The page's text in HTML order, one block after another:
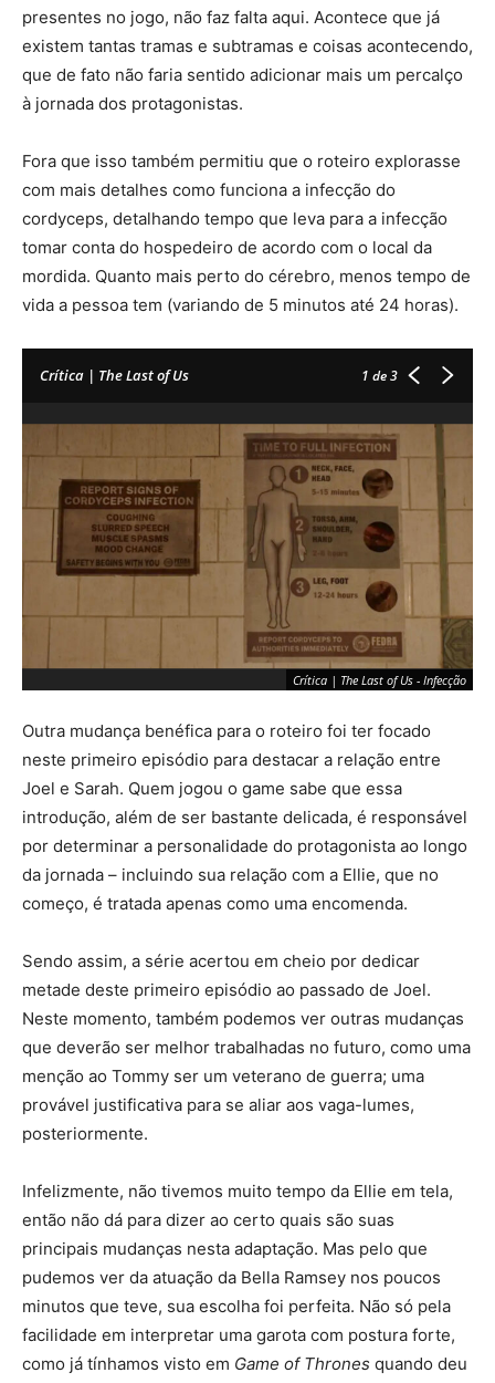
presentes no jogo, não faz falta aqui. Acontece que já
existem tantas tramas e subtramas e coisas acontecendo,
que de fato não faria sentido adicionar mais um percalço
à jornada dos protagonistas.
Fora que isso também permitiu que o roteiro explorasse
com mais detalhes como funciona a infecção do
cordyceps, detalhando tempo que leva para a infecção
tomar conta do hospedeiro de acordo com o local da
mordida. Quanto mais perto do cérebro, menos tempo de
vida a pessoa tem (variando de 5 minutos até 24 horas).
Crítica | The Last of Us 1 de 3
Crítica | The Last of Us - Infecção
Crítica | The Last of Us - Joel e Tess
Crítica | The Last of Us - Tess e Ellie
Outra mudança benéfica para o roteiro foi ter focado
neste primeiro episódio para destacar a relação entre
Joel e Sarah. Quem jogou o game sabe que essa
introdução, além de ser bastante delicada, é responsável
por determinar a personalidade do protagonista ao longo
da jornada – incluindo sua relação com a Ellie, que no
começo, é tratada apenas como uma encomenda.
Sendo assim, a série acertou em cheio por dedicar
metade deste primeiro episódio ao passado de Joel.
Neste momento, também podemos ver outras mudanças
que deverão ser melhor trabalhadas no futuro, como uma
menção ao Tommy ser um veterano de guerra; uma
provável justificativa para se aliar aos vaga-lumes,
posteriormente.
Infelizmente, não tivemos muito tempo da Ellie em tela,
então não dá para dizer ao certo quais são suas
principais mudanças nesta adaptação. Mas pelo que
pudemos ver da atuação da Bella Ramsey nos poucos
minutos que teve, sua escolha foi perfeita. Não só pela
facilidade em interpretar uma garota com postura forte,
como já tínhamos visto em Game of Thrones quando deu